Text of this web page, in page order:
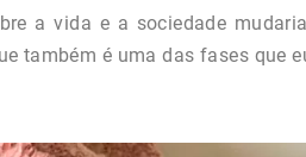
a vida e a sociedade
também é uma das fases que